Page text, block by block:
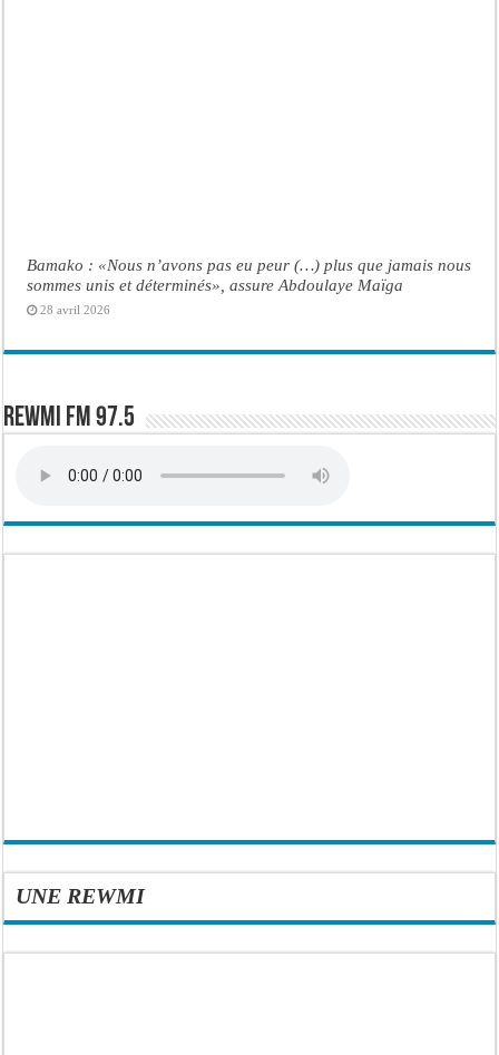
Bamako : «Nous n’avons pas eu peur (…) plus que jamais nous
sommes unis et déterminés», assure Abdoulaye Maïga
28 avril 2026
Rewmi FM 97.5
UNE REWMI